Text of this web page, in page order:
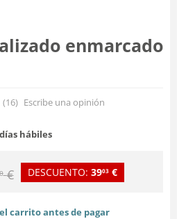
enmarcado
(16) Escribe una opinión
hábiles
€ DESCUENTO: 3903 €
carrito antes de pagar